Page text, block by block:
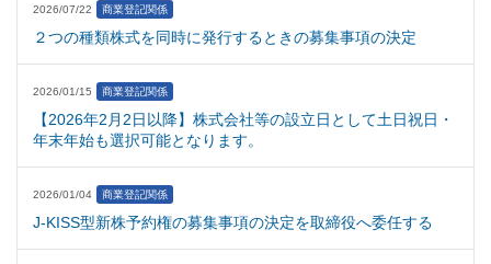
2026/07/22 商業登記関係
２つの種類株式を同時に発行するときの募集事項の決定
2026/01/15 商業登記関係
【2026年2月2日以降】株式会社等の設立日として土日祝日・
年末年始も選択可能となります。
2026/01/04 商業登記関係
J-KISS型新株予約権の募集事項の決定を取締役へ委任する